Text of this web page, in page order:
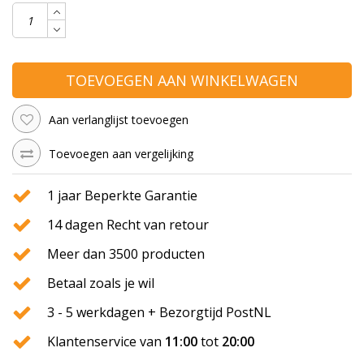
TOEVOEGEN AAN WINKELWAGEN
Aan verlanglijst toevoegen
Toevoegen aan vergelijking
1 jaar Beperkte Garantie
14 dagen Recht van retour
Meer dan 3500 producten
Betaal zoals je wil
3 - 5 werkdagen + Bezorgtijd PostNL
Klantenservice van 11:00tot 20:00